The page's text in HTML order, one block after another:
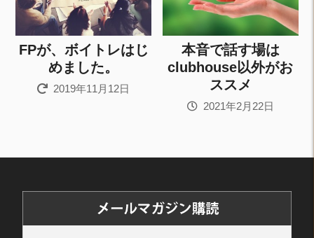
FPが、ボイトレはじ
めました。
2019年11月12日
本音で話す場は
clubhouse以外がお
ススメ
2021年2月22日